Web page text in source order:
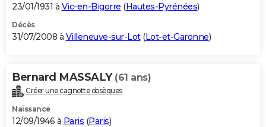
23/01/1931 à Vic-en-Bigorre (Hautes-Pyrénées)
Décès
31/07/2008 à Villeneuve-sur-Lot(Lot-et-Garonne)
Bernard MASSALY (61 ans)
Créer une cagnotte obsèques
Naissance
12/09/1946 à Paris (Paris)